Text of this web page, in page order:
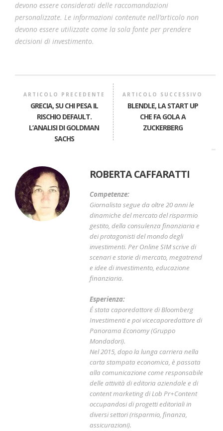
devono essere considerati delle raccomandazioni
personalizzate. Le informazioni contenute nell’articolo non
devono essere utilizzate come la sola fonte per prendere
decisioni di investimento.
ARTICOLO PRECEDENTE
GRECIA, SU CHI PESA IL
RISCHIO DEFAULT.
L’ANALISI DI GOLDMAN
SACHS
ARTICOLO SUCCESSIVO
BLENDLE, LA START UP
CHE FA GOLA A
ZUCKERBERG
ROBERTA CAFFARATTI
Competenze:
Giornalista segue da oltre 20 anni le
dinamiche del mercato del risparmio
gestito, della consulenza finanziaria e
dei protagonisti del mondo degli
investimenti. Per Online SIM scrive di
scenari e storie di mercato, megatrend
e idee di investimento, educazione
finanziaria.
Esperienza:
É stata caporedattore di Bloomberg
Investimenti e poi vicecaporedattore di
Panorama Economy (Gruppo
Mondadori).
Nel 2015, dopo la lunga carriera nella
carta stampata economica, è passata
alla comunicazione come responsabile
delle attività di editoria aziendale e di
content marketing di Lob Pr+Content
occupandosi di progetti editoriali in
diversi settori (risparmio, finanza,
assicurazioni).